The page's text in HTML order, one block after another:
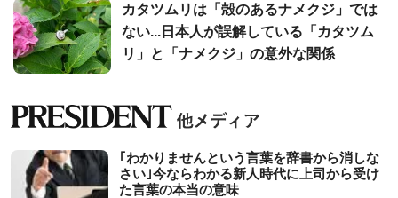
カタツムリは「殻のあるナメクジ」では
ない...日本人が誤解している「カタツム
リ」と「ナメクジ」の意外な関係
｢わかりませんという言葉を辞書から消しな
さい｣今ならわかる新人時代に上司から受け
た言葉の本当の意味